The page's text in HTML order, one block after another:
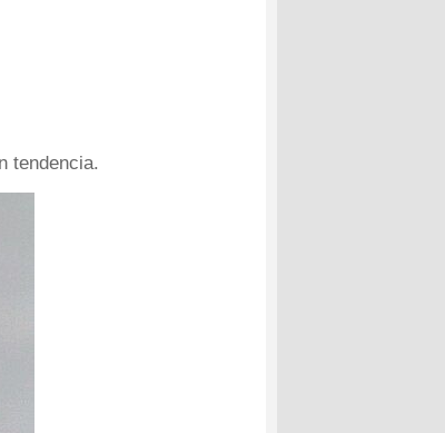
tendencia.